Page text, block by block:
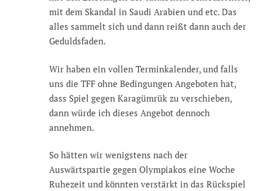
mit dem Skandal in Saudi Arabien und etc. Das
alles sammelt sich und dann reißt dann auch der
Geduldsfaden.
Wir haben ein vollen Terminkalender, und falls
uns die TFF ohne Bedingungen Angeboten hat,
dass Spiel gegen Karagümrük zu verschieben,
dann würde ich dieses Angebot dennoch
annehmen.
So hätten wir wenigstens nach der
Auswärtspartie gegen Olympiakos eine Woche
Ruhezeit und könnten verstärkt in das Rückspiel